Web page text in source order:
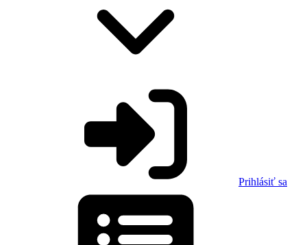
Prihlásiť sa